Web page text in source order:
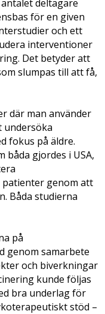
deltagare
för en given
och ett
interventioner
Det betyder att
slumpas till att få,
där man använder
undersöka
fokus på äldre.
båda gjordes i USA,
genom att
Båda studierna
på
genom samarbete
och biverkningar
kunde följas
bra underlag för
stöd –